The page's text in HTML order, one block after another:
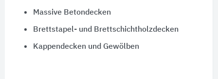
Massive Betondecken
Brettstapel- und Brettschichtholzdecken
Kappendecken und Gewölben